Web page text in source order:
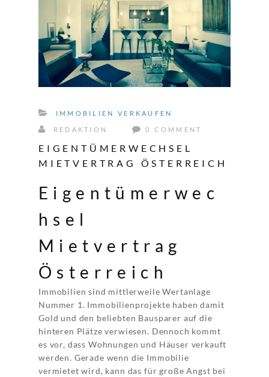
IMMOBILIEN VERKAUFEN
REDAKTION 0 COMMENT
EIGENTÜMERWECHSEL
MIETVERTRAG ÖSTERREICH
Eigentümerwec
hsel
Mietvertrag
Österreich
Immobilien sind mittlerweile Wertanlage
Nummer 1. Immobilienprojekte haben damit
Gold und den beliebten Bausparer auf die
hinteren Plätze verwiesen. Dennoch kommt
es vor, dass Wohnungen und Häuser verkauft
werden. Gerade wenn die Immobilie
vermietet wird, kann das für große Angst bei